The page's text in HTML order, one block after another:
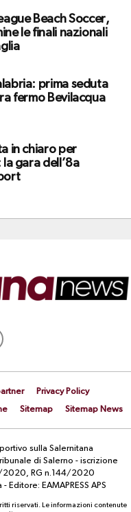
Beach Soccer,
le finali nazionali
prima seduta
fermo Bevilacqua
in chiaro per
gara dell’8a
Privacy Policy
Sitemap Sitemap News
sulla Salernitana
di Salerno - iscrizione
RG n.144/2020
EAMAPRESS APS
riservati. Le informazioni contenute